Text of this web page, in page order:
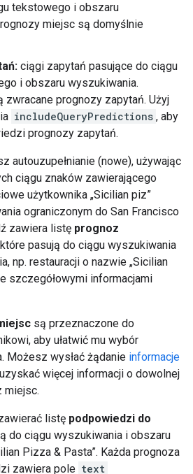
tekstowego i obszaru
miejsc są domyślnie
ciągi zapytań pasujące do ciągu
i obszaru wyszukiwania.
zwracane prognozy zapytań. Użyj
includeQueryPredictions , aby
prognozy zapytań.
autouzupełnianie (nowe), używając
ciągu znaków zawierającego
użytkownika „Sicilian piz”
ograniczonym do San Francisco
zawiera listę prognoz
pasują do ciągu wyszukiwania
np. restauracji o nazwie „Sicilian
szczegółowymi informacjami
są przeznaczone do
aby ułatwić mu wybór
Możesz wysłać żądanie informacje
więcej informacji o dowolnej
miejsc.
listę podpowiedzi do
do ciągu wyszukiwania i obszaru
Pizza & Pasta”. Każda prognoza
zawiera pole text